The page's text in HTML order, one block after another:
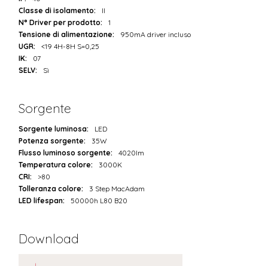
Classe di isolamento:
II
N° Driver per prodotto:
1
Tensione di alimentazione:
950mA driver incluso
UGR:
<19 4H-8H S=0,25
IK:
07
SELV:
Sì
Sorgente
Sorgente luminosa:
LED
Potenza sorgente:
35W
Flusso luminoso sorgente:
4020lm
Temperatura colore:
3000K
CRI:
>80
Tolleranza colore:
3 Step MacAdam
LED lifespan:
50000h L80 B20
Download